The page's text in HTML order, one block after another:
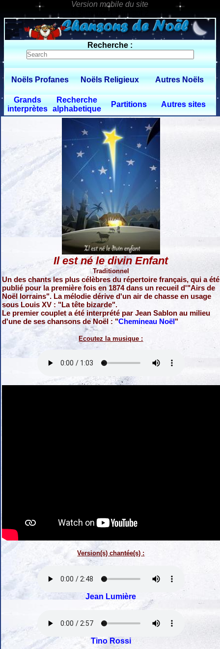
0 $limitbot 1 $limittot 2
Recherche :
Noëls Profanes Noëls Religieux Autres Noëls
Grands
interprètes
Recherche
alphabetique
Partitions Autres sites
Il est né le divin Enfant
Traditionnel
Un des chants les plus célèbres du répertoire français, qui a été
publié pour la première fois en 1874 dans un recueil d'"Airs de
Noël lorrains". La mélodie dérive d'un air de chasse en usage
sous Louis XV : "La tête bizarde".
Le premier couplet a été interprété par Jean Sablon au milieu
d'une de ses chansons de Noël : "Chemineau Noël"
Ecoutez la musique :
Version(s) chantée(s) :
Jean Lumière
Tino Rossi